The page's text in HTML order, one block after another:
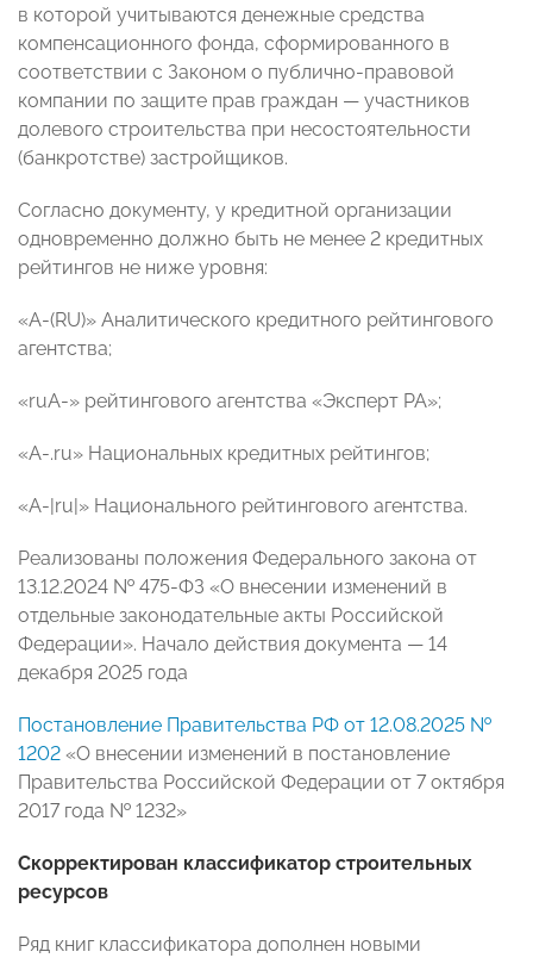
в которой учитываются денежные средства
компенсационного фонда, сформированного в
соответствии с Законом о публично-правовой
компании по защите прав граждан — участников
долевого строительства при несостоятельности
(банкротстве) застройщиков.
Согласно документу, у кредитной организации
одновременно должно быть не менее 2 кредитных
рейтингов не ниже уровня:
«A-(RU)» Аналитического кредитного рейтингового
агентства;
«ruA-» рейтингового агентства «Эксперт РА»;
«A-.ru» Национальных кредитных рейтингов;
«A-|ru|» Национального рейтингового агентства.
Реализованы положения Федерального закона от
13.12.2024 № 475-ФЗ «О внесении изменений в
отдельные законодательные акты Российской
Федерации». Начало действия документа — 14
декабря 2025 года
Постановление Правительства РФ от 12.08.2025 №
1202 «О внесении изменений в постановление
Правительства Российской Федерации от 7 октября
2017 года № 1232»
Скорректирован классификатор строительных
ресурсов
Ряд книг классификатора дополнен новыми